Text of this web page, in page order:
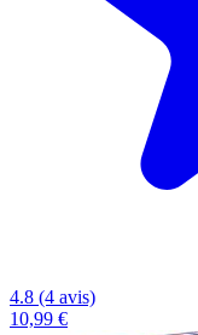
4.8 (4 avis)
10,99 €